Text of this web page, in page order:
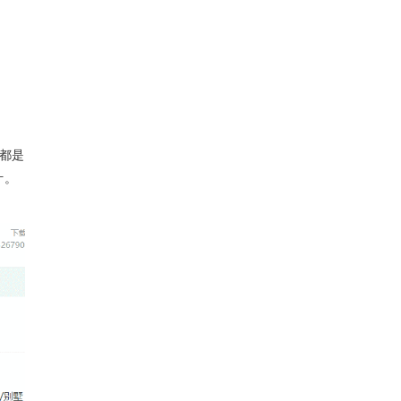
是